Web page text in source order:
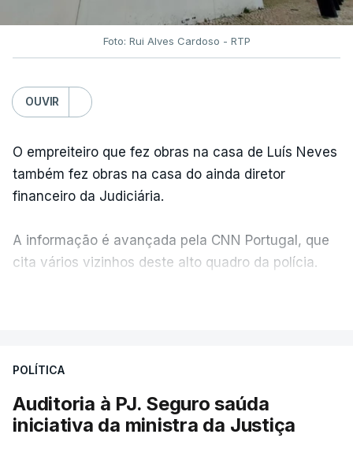
Foto: Rui Alves Cardoso - RTP
OUVIR
O empreiteiro que fez obras na casa de Luís Neves
também fez obras na casa do ainda diretor
financeiro da Judiciária.
A informação é avançada pela CNN Portugal, que
cita vários vizinhos deste alto quadro da polícia.
apreendido numa operação de droga.
POLÍTICA
Auditoria à PJ. Seguro saúda
iniciativa da ministra da Justiça